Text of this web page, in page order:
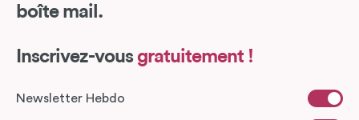
boîte mail.
Inscrivez-vous gratuitement !
Newsletter Hebdo